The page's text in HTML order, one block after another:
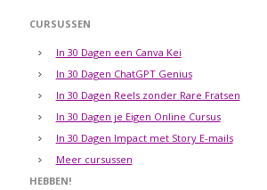
CURSUSSEN
In 30 Dagen een Canva Kei
In 30 Dagen ChatGPT Genius
In 30 Dagen Reels zonder Rare Fratsen
In 30 Dagen je Eigen Online Cursus
In 30 Dagen Impact met Story E-mails
Meer cursussen
HEBBEN!